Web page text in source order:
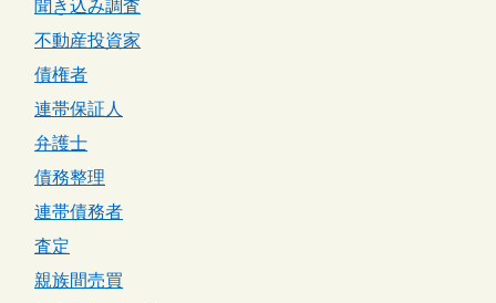
聞き込み調査
不動産投資家
債権者
連帯保証人
弁護士
債務整理
連帯債務者
査定
親族間売買